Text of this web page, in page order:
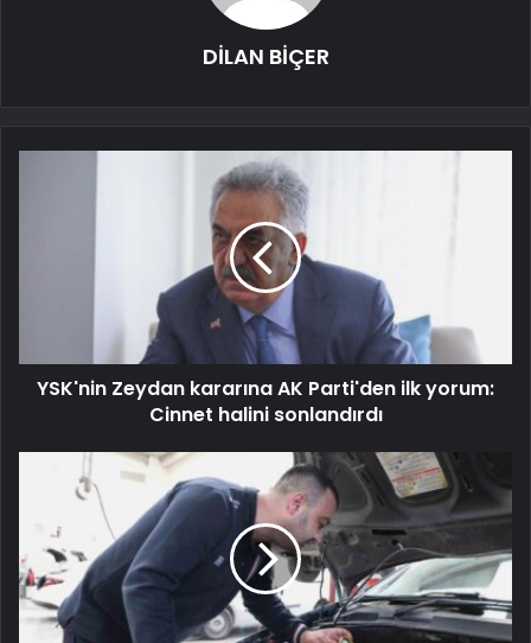
DİLAN BİÇER
YSK'nin Zeydan kararına AK Parti'den ilk yorum:
Cinnet halini sonlandırdı